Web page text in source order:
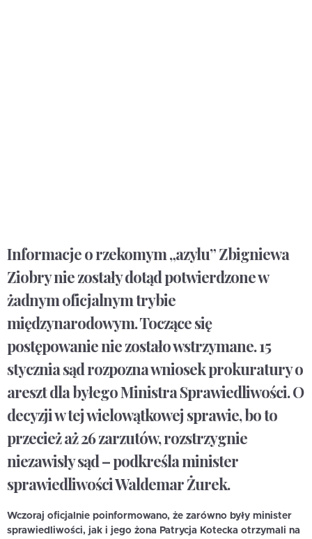
Informacje o rzekomym „azylu” Zbigniewa
Ziobry nie zostały dotąd potwierdzone w
żadnym oficjalnym trybie
międzynarodowym. Toczące się
postępowanie nie zostało wstrzymane. 15
stycznia sąd rozpozna wniosek prokuratury o
areszt dla byłego Ministra Sprawiedliwości. O
decyzji w tej wielowątkowej sprawie, bo to
przecież aż 26 zarzutów, rozstrzygnie
niezawisły sąd – podkreśla minister
sprawiedliwości Waldemar Żurek.
Wczoraj oficjalnie poinformowano, że zarówno były minister
sprawiedliwości, jak i jego żona Patrycja Kotecka otrzymali na